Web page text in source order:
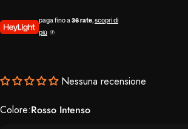
paga fino a 36 rate, scopri di
più
Nessuna recensione
Colore:Rosso Intenso